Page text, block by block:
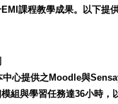
課程教學成果。以下提
中心提供之Moodle與
組與學習任務達36小時，